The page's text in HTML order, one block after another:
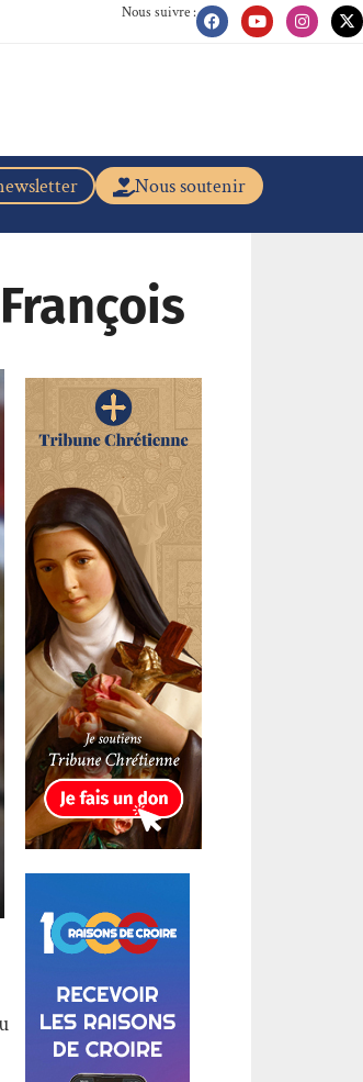
Nous suivre :
Nous soutenir